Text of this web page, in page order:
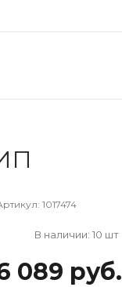
1017474
В наличии: 10 шт
089 руб.